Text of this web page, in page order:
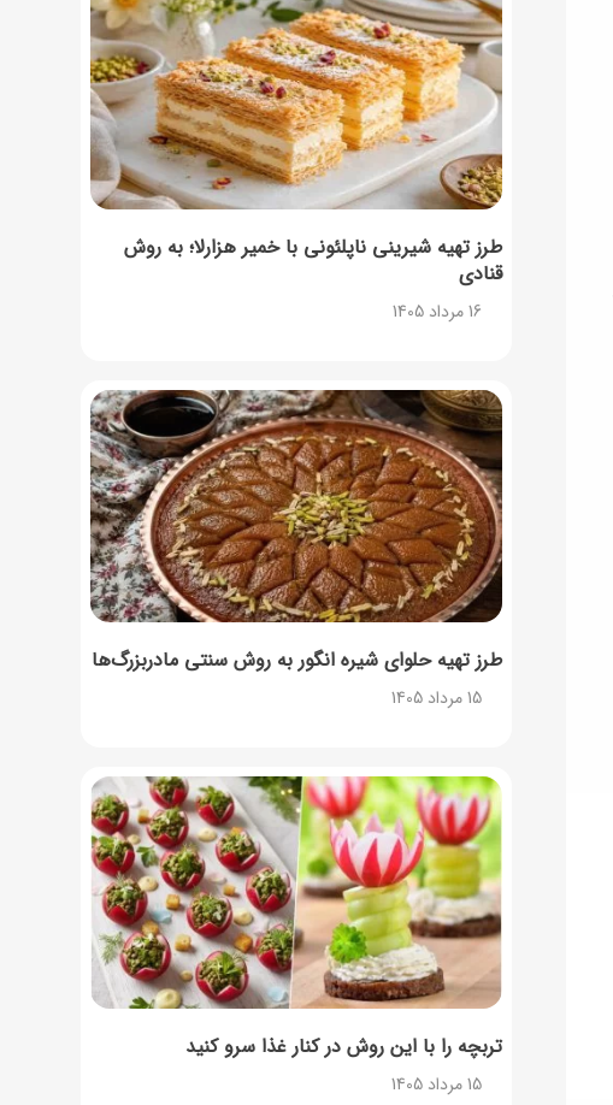
طرز تهیه شیرینی ناپلئونی با خمیر هزارلا؛ به روش
قنادی
16 مرداد 1405
طرز تهیه حلوای شیره انگور به روش سنتی مادربزرگ‌ها
15 مرداد 1405
تربچه را با این روش در کنار غذا سرو کنید
15 مرداد 1405